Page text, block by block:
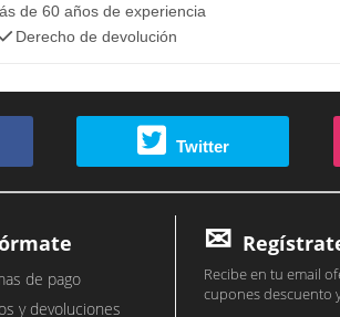
de 60 años de experiencia
Derecho de devolución
Twitter
de pago
y devoluciones
Recibe en tu email
cupones descuento